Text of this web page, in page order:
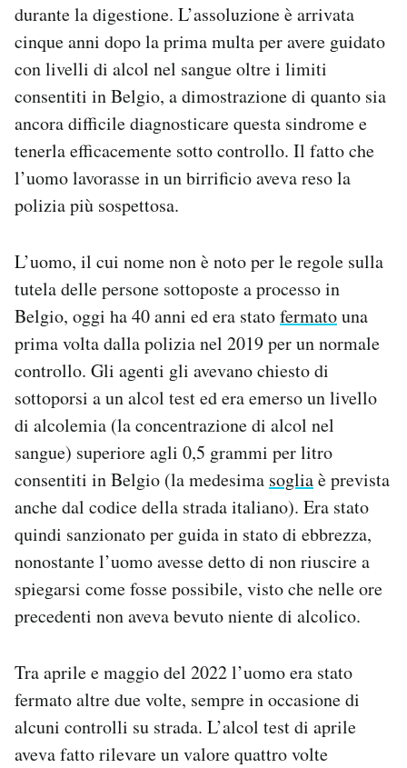
Hai bisogno di aiuto?
durante la digestione. L’assoluzione è arrivata
cinque anni dopo la prima multa per avere guidato
con livelli di alcol nel sangue oltre i limiti
consentiti in Belgio, a dimostrazione di quanto sia
ancora difficile diagnosticare questa sindrome e
tenerla efficacemente sotto controllo. Il fatto che
l’uomo lavorasse in un birrificio aveva reso la
polizia più sospettosa.
L’uomo, il cui nome non è noto per le regole sulla
tutela delle persone sottoposte a processo in
Belgio, oggi ha 40 anni ed era statofermatouna
prima volta dalla polizia nel 2019 per un normale
controllo. Gli agenti gli avevano chiesto di
sottoporsi a un alcol test ed era emerso un livello
di alcolemia (la concentrazione di alcol nel
sangue) superiore agli 0,5 grammi per litro
consentiti in Belgio (la medesima sogliaè prevista
anche dal codice della strada italiano). Era stato
quindi sanzionato per guida in stato di ebbrezza,
nonostante l’uomo avesse detto di non riuscire a
spiegarsi come fosse possibile, visto che nelle ore
precedenti non aveva bevuto niente di alcolico.
Tra aprile e maggio del 2022 l’uomo era stato
fermato altre due volte, sempre in occasione di
alcuni controlli su strada. L’alcol test di aprile
aveva fatto rilevare un valore quattro volte